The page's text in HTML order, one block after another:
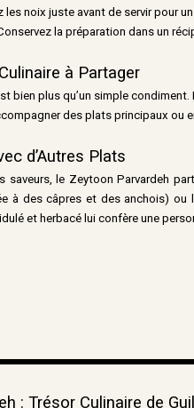
les noix juste avant de servir pour
la préparation dans un
à Partager
bien plus qu’un simple
des plats principaux ou
d’Autres Plats
saveurs, le Zeytoon Parvardeh
à des câpres et des anchois) ou
et herbacé lui confère une
: Trésor Culinaire de